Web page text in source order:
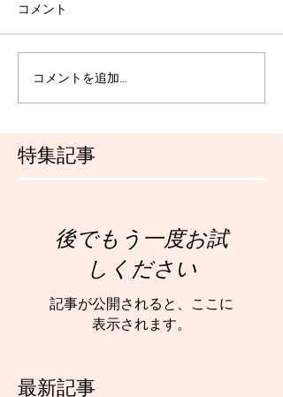
特集記事
最新記事
コメント
コメントを追加…
後でもう一度お試
しください
記事が公開されると、ここに
表示されます。